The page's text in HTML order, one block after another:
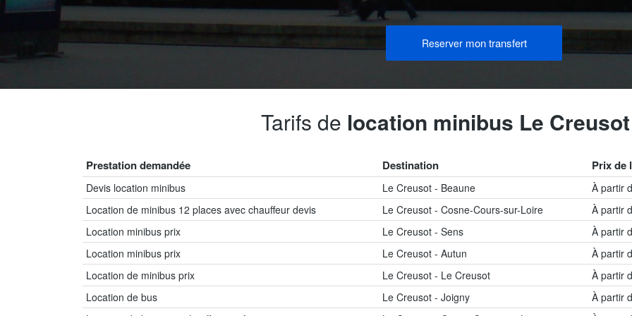
Reserver mon transfert
Tarifs de location minibus Le Creusot
Prestation demandée Destination Prix de
Devis location minibus Le Creusot - Beaune
À partir
Location de minibus 12 places avec chauffeur devis
Le Creusot - Cosne-Cours-sur-Loire
À partir
Location minibus prix
Le Creusot - Sens
À partir
Location minibus prix
Le Creusot - Autun
À partir
Location de minibus prix
Le Creusot - Le Creusot
À partir
Location de bus
Le Creusot - Joigny
À partir